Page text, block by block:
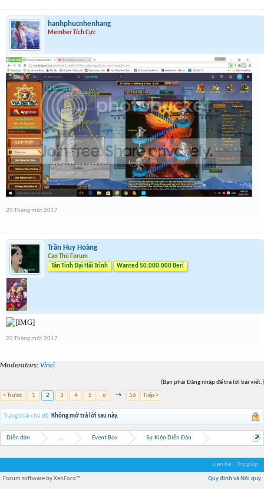
hanhphucnhenhang
Member Tích Cực
20 Tháng một 2017
Trần Huy Hoàng
Cao Thủ Forum
Tân Tinh Đại Hải Trình
Wanted 50.000.000 Beri
20 Tháng một 2017
Moderators: Vinci
(Bạn phải Đăng nhập để trả lời bài viết.)
< Trước
1 2 3 4 5 6 → 16 Tiếp >
Trạng thái chủ đề: Không mở trả lời sau này.
Diễn đàn ... Event Box Sự Kiện Diễn Đàn
Liên hệ Trợ giúp
Quy định và Nội quy
Forum software by XenForo™